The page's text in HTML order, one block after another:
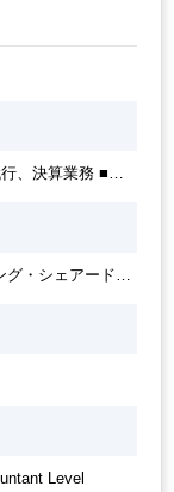
、決算業務 ■税
税務及び国際税
の他付随する業
グ・シェアードサ
Level